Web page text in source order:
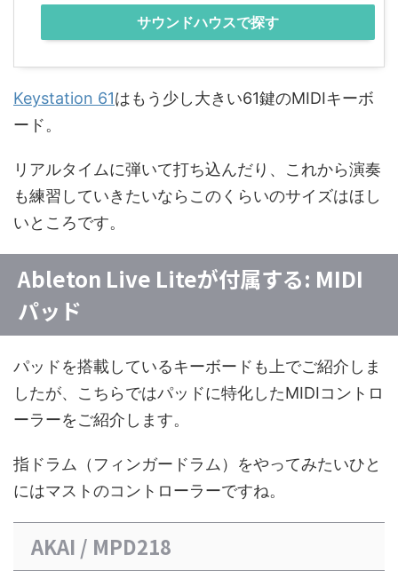
サウンドハウスで探す
Keystation 61はもう少し大きい61鍵のMIDIキーボ
ード。
リアルタイムに弾いて打ち込んだり、これから演奏
も練習していきたいならこのくらいのサイズはほし
いところです。
Ableton Live Liteが付属する: MIDI
パッド
パッドを搭載しているキーボードも上でご紹介しま
したが、こちらではパッドに特化したMIDIコントロ
ーラーをご紹介します。
指ドラム（フィンガードラム）をやってみたいひと
にはマストのコントローラーですね。
AKAI / MPD218